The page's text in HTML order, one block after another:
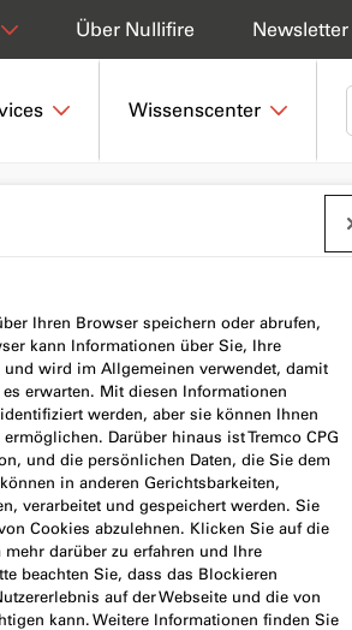
Wissenscenter
Über Nullifire Newsletter
Ihren Browser speichern oder abrufen,
kann Informationen über Sie, Ihre
und wird im Allgemeinen verwendet, damit
erwarten. Mit diesen Informationen
werden, aber sie können Ihnen
Darüber hinaus ist Tremco CPG
und die persönlichen Daten, die Sie dem
in anderen Gerichtsbarkeiten,
verarbeitet und gespeichert werden. Sie
Cookies abzulehnen. Klicken Sie auf die
darüber zu erfahren und Ihre
beachten Sie, dass das Blockieren
auf der Webseite und die von
kann. Weitere Informationen finden Sie